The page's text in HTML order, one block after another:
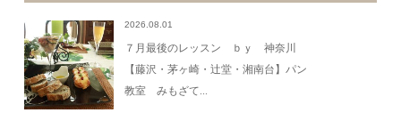
2026.08.01
７月最後のレッスン ｂｙ 神奈川
【藤沢・茅ヶ崎・辻堂・湘南台】パン
教室 みもざて...